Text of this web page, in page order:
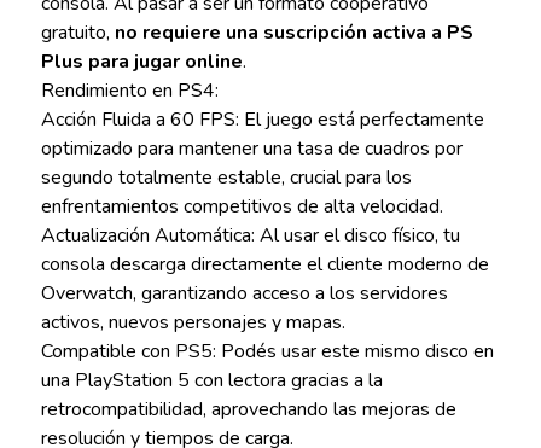
gratuito, no requiere una suscripción activa a PS
Plus para jugar online.
Rendimiento en PS4:
Acción Fluida a 60 FPS: El juego está perfectamente
optimizado para mantener una tasa de cuadros por
segundo totalmente estable, crucial para los
enfrentamientos competitivos de alta velocidad.
Actualización Automática: Al usar el disco físico, tu
consola descarga directamente el cliente moderno de
Overwatch, garantizando acceso a los servidores
activos, nuevos personajes y mapas.
Compatible con PS5: Podés usar este mismo disco en
una PlayStation 5 con lectora gracias a la
retrocompatibilidad, aprovechando las mejoras de
resolución y tiempos de carga.